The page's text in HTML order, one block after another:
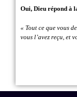
Oui, Dieu répond à
« Tout ce que vous
vous l’avez reçu, et